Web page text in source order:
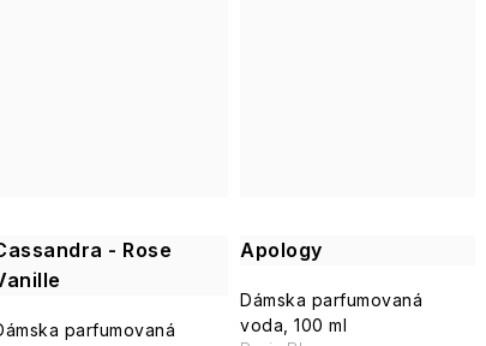
- Rose
parfumovaná
Apology
Dámska parfumovaná
voda, 100 ml